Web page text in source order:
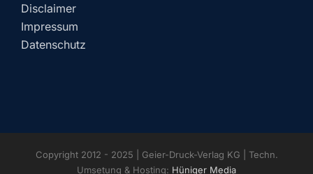
Disclaimer
Impressum
Datenschutz
Copyright 2012 - 2025 | Geier-Druck-Verlag KG | Techn.
Umsetung & Hosting: Hüniger Media